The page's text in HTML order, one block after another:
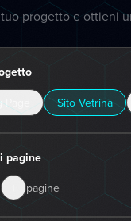
progetto e ottieni
Page
Sito Vetrina
pagine
pagine